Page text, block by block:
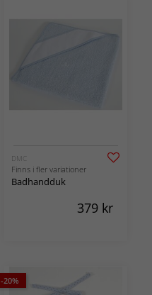
DMC
Finns i fler variationer
Badhandduk
379 kr
-20%